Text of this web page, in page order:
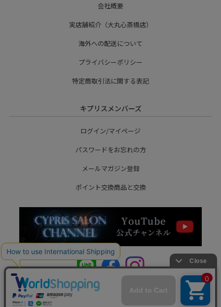
会社概要
実店舗紹介（大丸心斎橋店）
海外への配送について
プライバシーポリシー
特定商取引法に関する表記
キプリスメンバーズ
ログイン/マイページ
パスワードをお忘れの方
メールマガジン登録
ポイント交換商品と交換